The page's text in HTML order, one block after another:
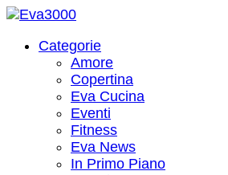
Categorie
Amore
Copertina
Eva Cucina
Eventi
Fitness
Eva News
In Primo Piano